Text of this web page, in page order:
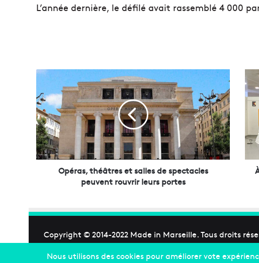
L’année dernière, le défilé avait rassemblé 4 000
O
é
r
a
s
,
t
h
e
t
Opéras, théâtres et salles de spectacles
peuvent rouvrir leurs portes
À
M
a
i
l
s
r
g
e
Copyright © 2014-2022 Made in Marseille. Tous droits